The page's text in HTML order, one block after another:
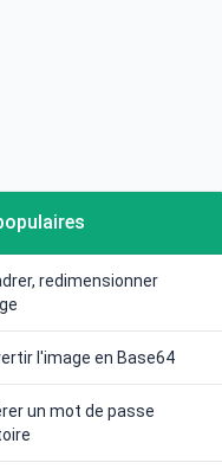
redimensionner
l'image en Base64
un mot de passe